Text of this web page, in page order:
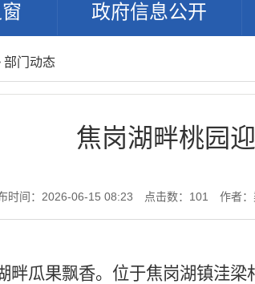
政府信息公开
部门动态
焦岗湖畔桃园
时间：2026-06-15 08:23 点击数： 101 作者
畔瓜果飘香。位于焦岗湖镇洼